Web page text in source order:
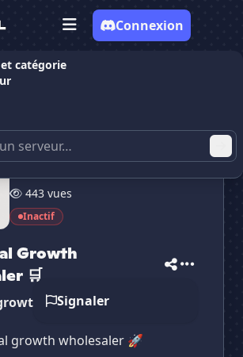
catégorie
Connexion
Discord Publicitaire
443 vues
Inactif
Growth
🛒
Signaler
wholesaler 🛒
growth wholesaler 🚀
MV Social Growth ...
vouloir supprimer ton avis de ce
Supprimer